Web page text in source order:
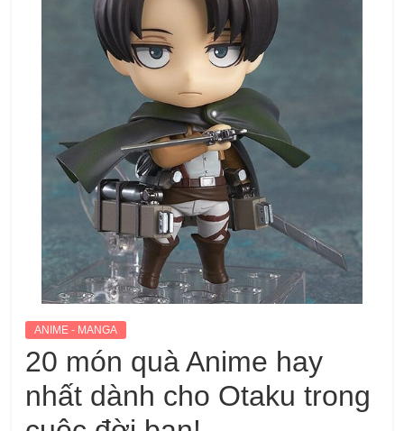
ANIME - MANGA
20 món quà Anime hay
nhất dành cho Otaku trong